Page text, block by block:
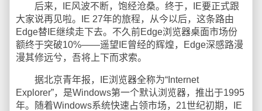
后来，IE风波不断，饱经沧桑。终于，IE要正式跟
大家说再见啦。IE 27年的旅程，从今以后，这条路由
Edge替IE继续走下去。不久前Edge浏览器桌面市场份
额终于突破10%——遥望IE曾经的辉煌，Edge深感路漫
漫其修远兮，吾将上下而求索。
据北京青年报，IE浏览器全称为“Internet
Explorer”，是Windows第一个默认浏览器，推出于1995
年。随着Windows系统快速占领市场，21世纪初期，IE